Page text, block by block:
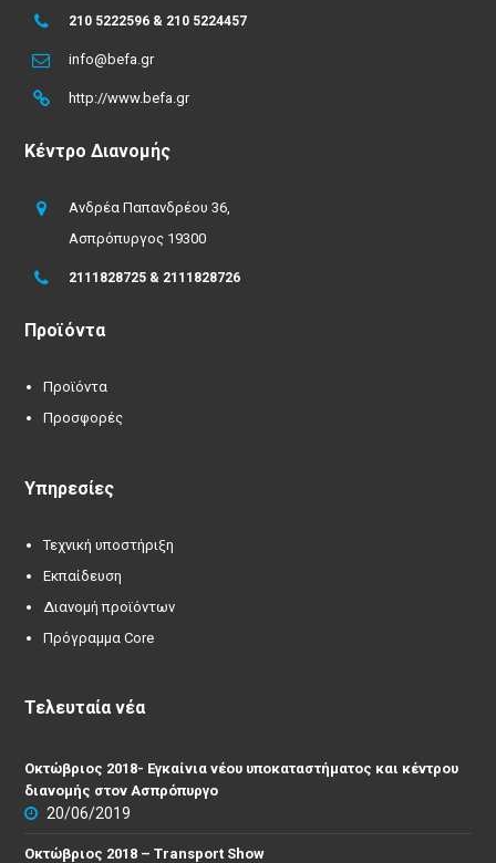
210 5222596 & 210 5224457
info@befa.gr
http://www.befa.gr
Κέντρο Διανομής
Ανδρέα Παπανδρέου 36,
Ασπρόπυργος 19300
2111828725 & 2111828726
Προϊόντα
Προϊόντα
Προσφορές
Υπηρεσίες
Τεχνική υποστήριξη
Εκπαίδευση
Διανομή προϊόντων
Πρόγραμμα Core
Τελευταία νέα
Οκτώβριος 2018- Εγκαίνια νέου υποκαταστήματος και κέντρου
διανομής στον Ασπρόπυργο
20/06/2019
Οκτώβριος 2018 – Transport Show